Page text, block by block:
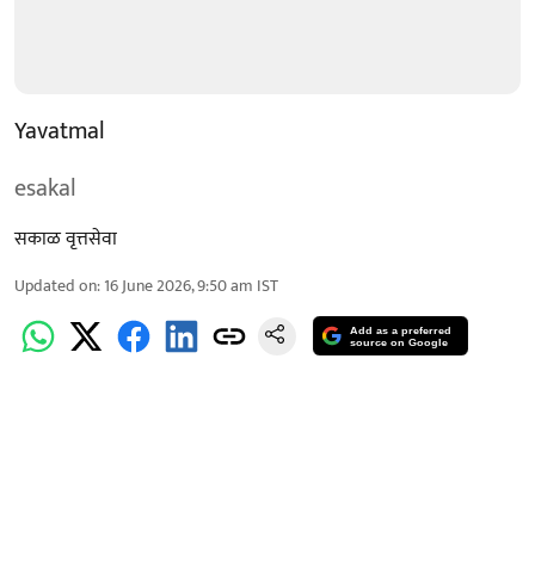
Yavatmal
esakal
सकाळ वृत्तसेवा
Updated on:16 June 2026, 9:50 am IST
Add as a preferred
source on Google